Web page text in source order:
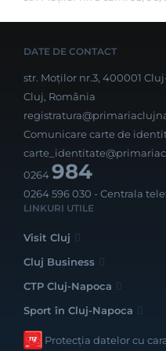
DATE DE CONTACT
str. Moților nr.3, 400001
Cluj, România
Comunicare carte de
0264984
0264 596 030 - Centrala
LINKURI UTILE
Visit Cluj
Cluj Business
CTP Cluj-Napoca
Sport în Cluj-Napoca
Protecția datelor cu